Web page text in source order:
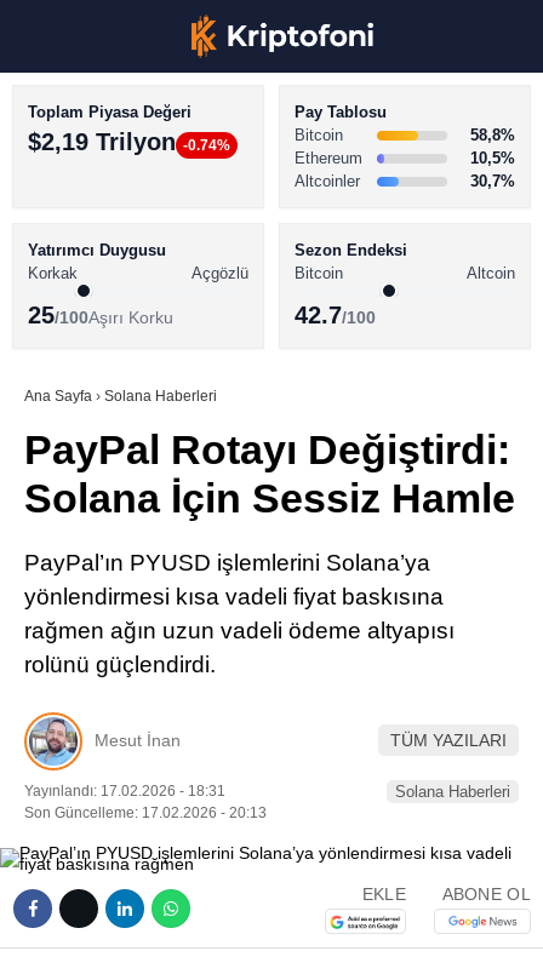
Youtube
TikTok
Pinterest
LinkedIn
BİTCOİN HABERLERİ
ALTCOİN HABERLERİ
SÖZLÜK
Toplam Piyasa Değeri
$2,19 Trilyon -0.74%
Pay Tablosu
Bitcoin
58,8%
Ethereum
10,5%
Altcoinler
30,7%
Yatırımcı Duygusu
Korkak
Açgözlü
25/100Aşırı Korku
Sezon Endeksi
Bitcoin
Altcoin
42.7/100
Ana Sayfa › Solana Haberleri
PayPal Rotayı Değiştirdi:
Solana İçin Sessiz Hamle
PayPal’ın PYUSD işlemlerini Solana’ya
yönlendirmesi kısa vadeli fiyat baskısına
rağmen ağın uzun vadeli ödeme altyapısı
rolünü güçlendirdi.
Mesut İnan TÜM YAZILARI
Yayınlandı: 17.02.2026 - 18:31
Son Güncelleme: 17.02.2026 - 20:13
Solana Haberleri
EKLE ABONE OL